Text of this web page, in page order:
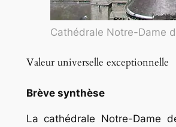
Cathédrale Notre-Dame
Valeur universelle exceptionnelle
Brève synthèse
La cathédrale Notre-Dame